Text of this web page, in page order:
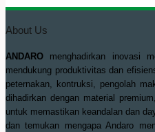
About Us
ANDARO menghadirkan inovasi
mendukung produktivitas dan
peternakan, kontruksi, pengolah
dihadirkan dengan material
untuk memastikan keandalan dan
dan temukan mengapa Andaro